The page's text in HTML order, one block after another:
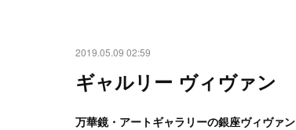
2019.05.09 02:59
ギャルリー ヴィヴァン
万華鏡・アートギャラリーの銀座ヴィヴァン